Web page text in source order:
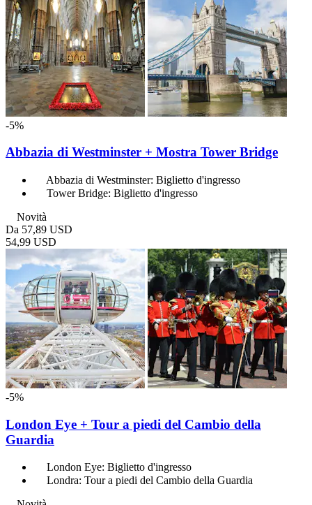
-5%
Abbazia di Westminster + Mostra Tower Bridge
Abbazia di Westminster: Biglietto d'ingresso
Tower Bridge: Biglietto d'ingresso
Novità
Da 57,89 USD
54,99 USD
-5%
London Eye + Tour a piedi del Cambio della
Guardia
London Eye: Biglietto d'ingresso
Londra: Tour a piedi del Cambio della Guardia